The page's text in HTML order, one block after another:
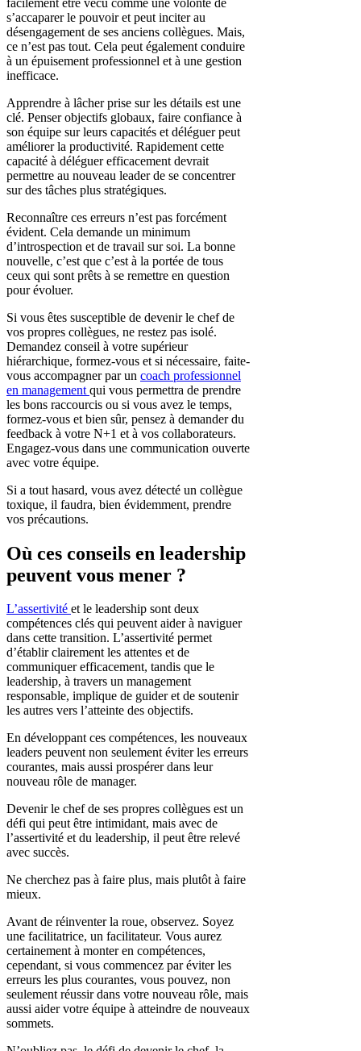
s’accaparer le pouvoir et peut inciter au
désengagement de ses anciens collègues. Mais,
ce n’est pas tout. Cela peut également conduire
à un épuisement professionnel et à une gestion
inefficace.
Apprendre à lâcher prise sur les détails est une
clé. Penser objectifs globaux, faire confiance à
son équipe sur leurs capacités et déléguer peut
améliorer la productivité. Rapidement cette
capacité à déléguer efficacement devrait
permettre au nouveau leader de se concentrer
sur des tâches plus stratégiques.
Reconnaître ces erreurs n’est pas forcément
évident. Cela demande un minimum
d’introspection et de travail sur soi. La bonne
nouvelle, c’est que c’est à la portée de tous
ceux qui sont prêts à se remettre en question
pour évoluer.
Si vous êtes susceptible de devenir le chef de
vos propres collègues, ne restez pas isolé.
Demandez conseil à votre supérieur
hiérarchique, formez-vous et si nécessaire, faite-
vous accompagner par un coach professionnel
en management qui vous permettra de prendre
les bons raccourcis ou si vous avez le temps,
formez-vous et bien sûr, pensez à demander du
feedback à votre N+1 et à vos collaborateurs.
Engagez-vous dans une communication ouverte
avec votre équipe.
Si a tout hasard, vous avez détecté un collègue
toxique, il faudra, bien évidemment, prendre
vos précautions.
Où ces conseils en leadership
peuvent vous mener ?
L’assertivité et le leadership sont deux
compétences clés qui peuvent aider à naviguer
dans cette transition. L’assertivité permet
d’établir clairement les attentes et de
communiquer efficacement, tandis que le
leadership, à travers un management
responsable, implique de guider et de soutenir
les autres vers l’atteinte des objectifs.
En développant ces compétences, les nouveaux
leaders peuvent non seulement éviter les erreurs
courantes, mais aussi prospérer dans leur
nouveau rôle de manager.
Devenir le chef de ses propres collègues est un
défi qui peut être intimidant, mais avec de
l’assertivité et du leadership, il peut être relevé
avec succès.
Ne cherchez pas à faire plus, mais plutôt à faire
mieux.
Avant de réinventer la roue, observez. Soyez
une facilitatrice, un facilitateur. Vous aurez
certainement à monter en compétences,
cependant, si vous commencez par éviter les
erreurs les plus courantes, vous pouvez, non
seulement réussir dans votre nouveau rôle, mais
aussi aider votre équipe à atteindre de nouveaux
sommets.